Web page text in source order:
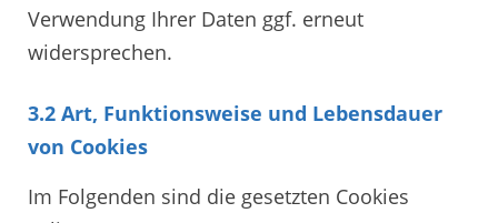
Verwendung Ihrer Daten ggf. erneut
widersprechen.
3.2 Art, Funktionsweise und Lebensdauer
von Cookies
Im Folgenden sind die gesetzten Cookies